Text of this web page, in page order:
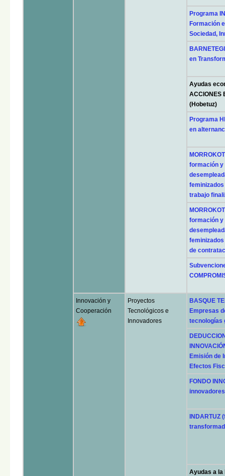
Programa
Formación
Sociedad,
en
Ayudas
ACCIONES
(Hobetuz)
Programa
en
formación y
trabajo
formación y
de
Innovación y
Cooperación
Proyectos
Tecnológicos e
Innovadores
BASQUE
Empresas
tecnologías
Emisión de
Efectos
FONDO
Ayudas a la